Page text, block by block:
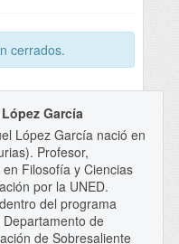
cerrados.
García
López García nació en
Profesor,
Filosofía y Ciencias
por la UNED.
del programa
de
de Sobresaliente